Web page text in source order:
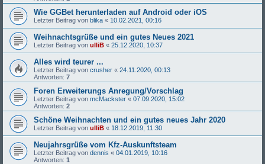
Wie GGBet herunterladen auf Android oder iOS
Letzter Beitrag von blika « 10.02.2021, 00:16
Weihnachtsgrüße und ein gutes Neues 2021
Letzter Beitrag von ulliB « 25.12.2020, 10:37
Alles wird teurer ...
Letzter Beitrag von crusher « 24.11.2020, 00:13
Antworten: 7
Foren Erweiterungs Anregung/Vorschlag
Letzter Beitrag von mcMackster « 07.09.2020, 15:02
Antworten: 2
Schöne Weihnachten und ein gutes neues Jahr 2020
Letzter Beitrag von ulliB « 18.12.2019, 11:30
Neujahrsgrüße vom Kfz-Auskunftsteam
Letzter Beitrag von dennis « 04.01.2019, 10:16
Antworten: 1